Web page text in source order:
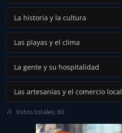
La historia y la cultura
Las playas y el clima
La gente y su hospitalidad
Las artesanías y el comercio local
Votos totales: 60